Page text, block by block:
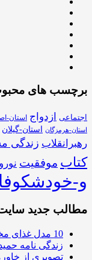
برچسب های
اجتماعی ازدواج استان-
استان-هرمزگان استان-گیلان
رهبرانقلاب زندگی
کتاب موفقیت
و-
مطالب جدید
10 مدل غذای مختلف با سیب زمینی
زندگی نامه
تصویری از